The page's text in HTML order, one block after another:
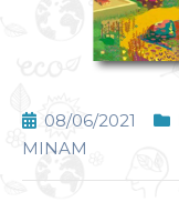
08/06/2021
MINAM